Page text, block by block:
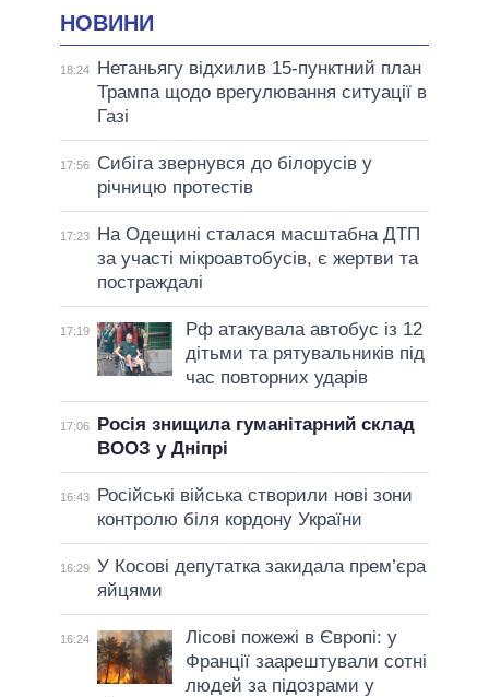
НОВИНИ
18:24
Нетаньягу відхилив 15-пунктний план
Трампа щодо врегулювання ситуації в
Газі
17:56
Сибіга звернувся до білорусів у
річницю протестів
17:23
На Одещині сталася масштабна ДТП
за участі мікроавтобусів, є жертви та
постраждалі
17:19
Рф атакувала автобус із 12
дітьми та рятувальників під
час повторних ударів
17:06
Росія знищила гуманітарний склад
ВООЗ у Дніпрі
16:43
Російські війська створили нові зони
контролю біля кордону України
16:29 У Косові депутатка закидала прем’єра
яйцями
16:24
Лісові пожежі в Європі: у
Франції заарештували сотні
людей за підозрами у